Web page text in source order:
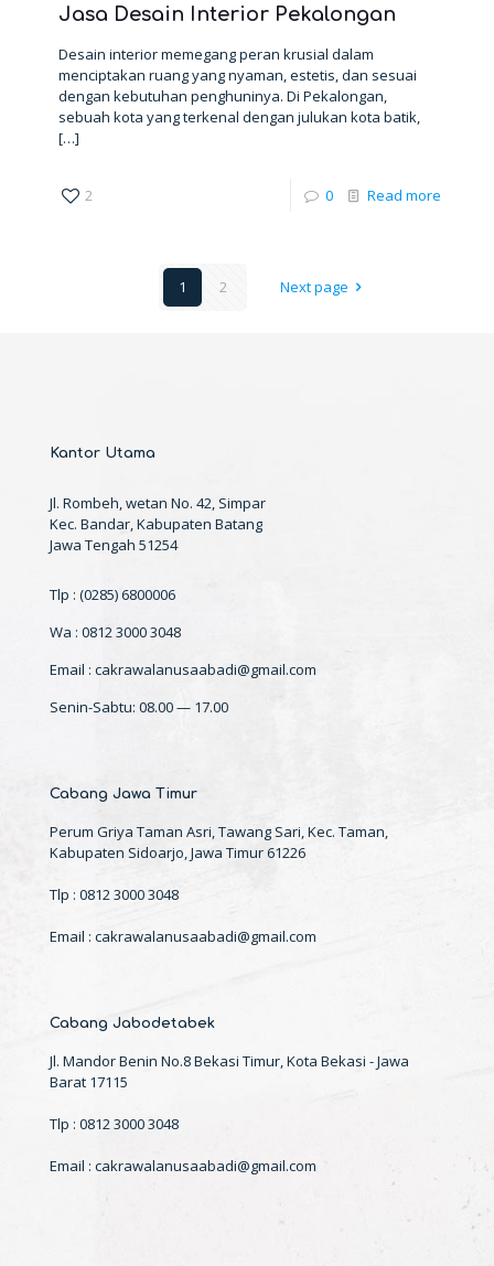
Jasa Desain Interior Pekalongan
Desain interior memegang peran krusial dalam
menciptakan ruang yang nyaman, estetis, dan sesuai
dengan kebutuhan penghuninya. Di Pekalongan,
sebuah kota yang terkenal dengan julukan kota batik,
[…]
2 0 Read more
1 2 Next page
Kantor Utama
Jl. Rombeh, wetan No. 42, Simpar
Kec. Bandar, Kabupaten Batang
Jawa Tengah 51254
Tlp : (0285) 6800006
Wa : 0812 3000 3048
Email : cakrawalanusaabadi@gmail.com
Senin-Sabtu: 08.00 — 17.00
Cabang Jawa Timur
Perum Griya Taman Asri, Tawang Sari, Kec. Taman,
Kabupaten Sidoarjo, Jawa Timur 61226
Tlp : 0812 3000 3048
Email : cakrawalanusaabadi@gmail.com
Cabang Jabodetabek
Jl. Mandor Benin No.8 Bekasi Timur, Kota Bekasi - Jawa
Barat 17115
Tlp : 0812 3000 3048
Email : cakrawalanusaabadi@gmail.com